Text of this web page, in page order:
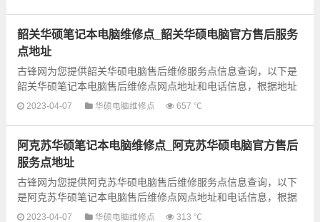
韶关华硕笔记本电脑维修点_韶关华硕电脑官方售后服务
点地址
古锋网为您提供韶关华硕电脑售后维修服务点信息查询，以下是
韶关华硕笔记本电脑售后维修点网点地址和电话信息，根据地址
信息选择就近的维修点进行保修即可，建议先电话联系预约...
2023-04-07 华硕电脑维修点 657 ℃
阿克苏华硕笔记本电脑维修点_阿克苏华硕电脑官方售后
服务点地址
古锋网为您提供阿克苏华硕电脑售后维修服务点信息查询，以下
是阿克苏华硕笔记本电脑售后维修点网点地址和电话信息，根据
地址信息选择就近的维修点进行保修即可，建议先电话联系预
2023-04-07 华硕电脑维修点 313 ℃